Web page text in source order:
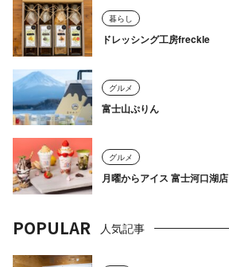
暮らし
ドレッシング工房freckle
グルメ
富士山ぷりん
グルメ
月曜からアイス 富士河口湖店
POPULAR 人気記事